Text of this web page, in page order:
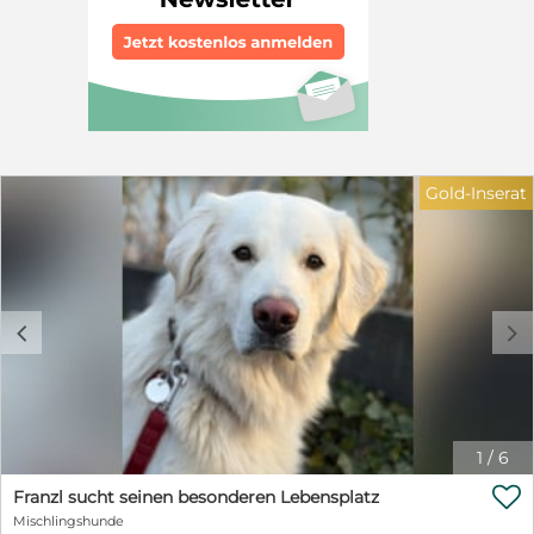
wechselnder Besuch sind nicht sein Ding. Nicki kann
alleine bleiben, läuft gut an der Leine und fährt für sein
Leben gerne Auto. Gesucht werden aktive Menschen,
welche sich gerne mit ihrem Hund beschäftigen, aber
auch Ruhe und genügend Struktur bieten. Erfahrene
Liebhaber großer Rassen mit entsprechendem
1 / 6
c d
Gold-Inserat
Franzl sucht seinen besonderen Lebensplatz
Mischlingshunde
